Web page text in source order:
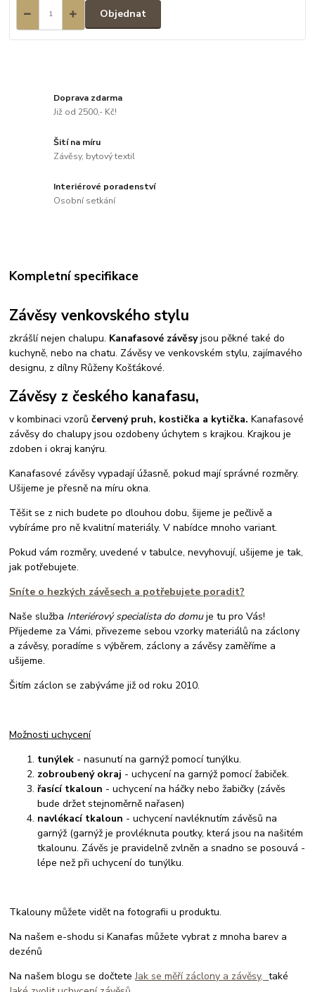
Objednat
Doprava zdarma
Již od 2500,- Kč!
Šití na míru
Závěsy, bytový textil
Interiérové poradenství
Osobní setkání
Kompletní specifikace
Závěsy venkovského stylu
zkrášlí nejen chalupu. Kanafasové závěsyjsou pěkné také do
kuchyně, nebo na chatu. Závěsy ve venkovském stylu, zajímavého
designu, z dílny Růženy Košťákové.
Závěsy z českého kanafasu,
v kombinaci vzorůčervený pruh, kostička a kytička.Kanafasové
závěsy do chalupy jsou ozdobeny úchytem s krajkou. Krajkou je
zdoben i okraj kanýru.
Kanafasové závěsy vypadají úžasně, pokud mají správné rozměry.
Ušijeme je přesně na míru okna.
Těšit se z nich budete po dlouhou dobu, šijeme je pečlivě a
vybíráme pro ně kvalitní materiály. V nabídce mnoho variant.
Pokud vám rozměry, uvedené v tabulce, nevyhovují, ušijeme je tak,
jak potřebujete.
Sníte o hezkých závěsech a potřebujete poradit?
Naše služba Interiérový specialista do domuje tu pro Vás!
Přijedeme za Vámi, přivezeme sebou vzorky materiálů na záclony
a závěsy, poradíme s výběrem, záclony a závěsy zaměříme a
ušijeme.
Šitím záclon se zabýváme již od roku 2010.
Možnosti uchycení
tunýlek - nasunutí na garnýž pomocí tunýlku.
zobroubený okraj - uchycení na garnýž pomocí žabiček.
řasící tkaloun - uchycení na háčky nebo žabičky (závěs
bude držet stejnoměrně nařasen)
navlékací tkaloun - uchycení navléknutím závěsů na
garnýž (garnýž je provléknuta poutky, která jsou na našitém
tkalounu. Závěs je pravidelně zvlněn a snadno se posouvá -
lépe než při uchycení do tunýlku.
Tkalouny můžete vidět na fotografii u produktu.
Na našem e-shodu si Kanafas můžete vybrat z mnoha barev a
dezénů
Na našem blogu se dočteteJak se měří záclony a závěsy,také